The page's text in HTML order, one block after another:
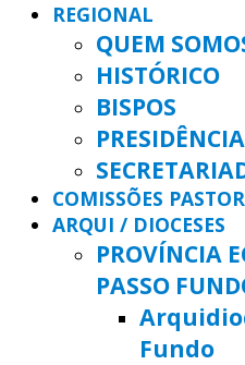
REGIONAL
QUEM
HISTÓRICO
BISPOS
PRESIDÊNCIA
COMISSÕES
ARQUI / DIOCESES
PROVÍNCIA
PASSO
Fundo